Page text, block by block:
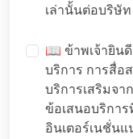
เล่านั้นต่อบริษัท
📖 ข้าพเจ้ายิน
บริการ การสื่อ
บริการเสริมจา
ข้อเสนอบริกา
อินเตอร์เนชั่น